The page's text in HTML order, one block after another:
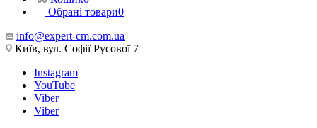
Обрані товари0
info@expert-cm.com.ua
Київ, вул. Софії Русової 7
Instagram
YouTube
Viber
Viber